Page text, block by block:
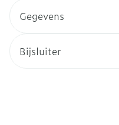
Gegevens
Bijsluiter